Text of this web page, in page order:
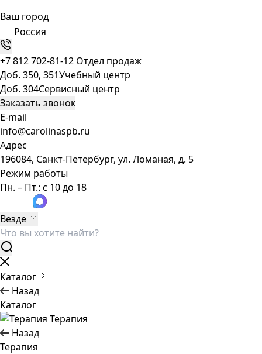
Ваш город
Россия
+7 812 702-81-12 Отдел продаж
Доб. 350, 351Учебный центр
Доб. 304Сервисный центр
Заказать звонок
E-mail
info@carolinaspb.ru
Адрес
196084, Санкт-Петербург, ул. Ломаная, д. 5
Режим работы
Пн. – Пт.: с 10 до 18
Везде
Каталог
Назад
Каталог
Терапия
Назад
Терапия